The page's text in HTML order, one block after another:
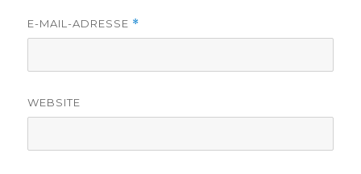
E-MAIL-ADRESSE *
WEBSITE